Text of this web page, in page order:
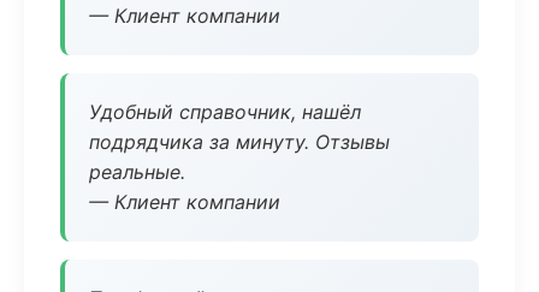
— Клиент компании
Удобный справочник, нашёл
подрядчика за минуту. Отзывы
реальные.
— Клиент компании